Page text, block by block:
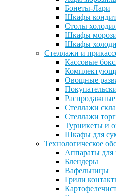
Бонеты-Лари
Шкафы
Столы
Шкафы
Шкафы
Стеллажи и
Кассовые
Овощные
Стеллажи
Стеллажи
Турникеты и
Шкафы для
Технологическое
Аппараты
Блендеры
Вафельницы
Грили